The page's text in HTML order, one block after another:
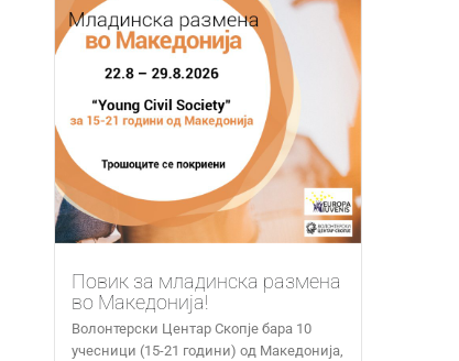
Повик за младинска размена
во Македонија!
Волонтерски Центар Скопје бара 10
учесници (15-21 години) од Македонија,